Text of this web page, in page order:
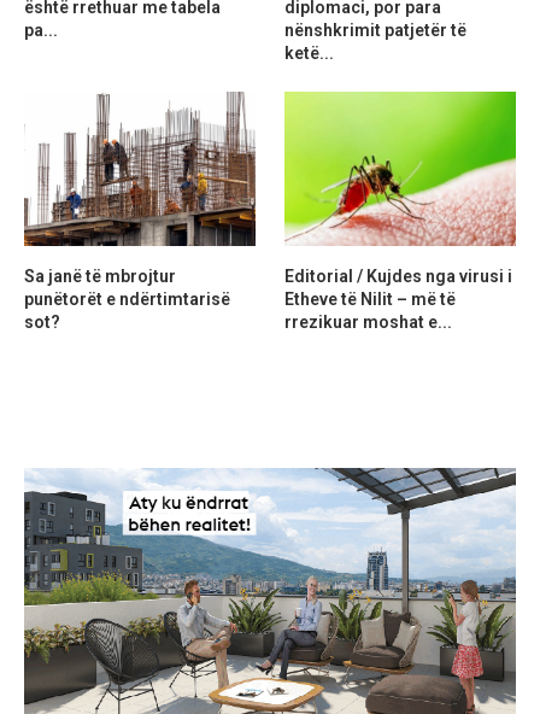
është rrethuar me tabela
pa...
diplomaci, por para
nënshkrimit patjetër të
ketë...
Sa janë të mbrojtur
punëtorët e ndërtimtarisë
sot?
Editorial / Kujdes nga virusi i
Etheve të Nilit – më të
rrezikuar moshat e...